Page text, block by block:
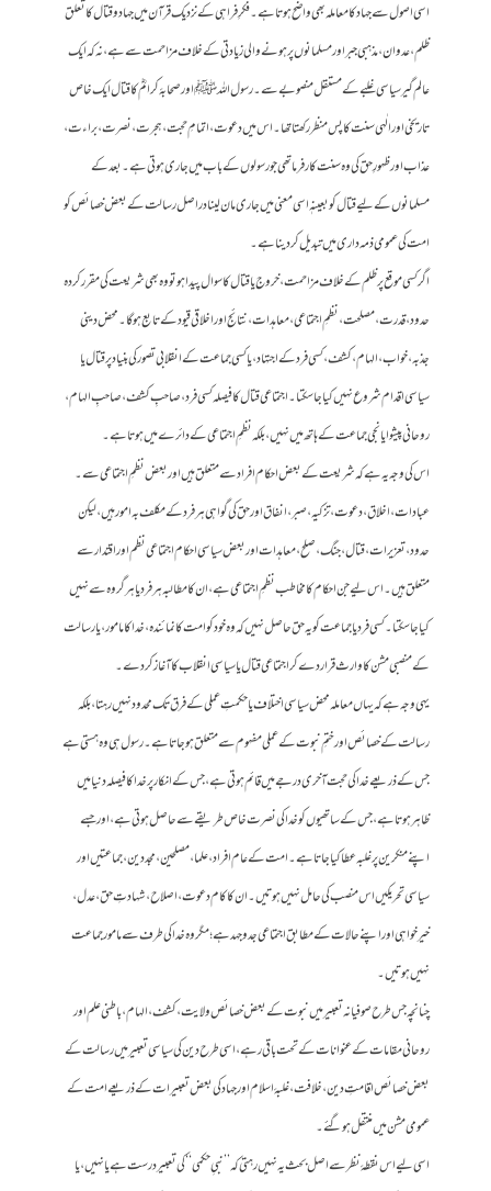
اسی اصول سے جہاد کا معاملہ بھی واضح ہوتا ہے۔ فکرِ فراہی کے نزدیک قرآن میں جہاد و قتال کا تعلق
ظلم، عدوان، مذہبی جبر اور مسلمانوں پر ہونے والی زیادتی کے خلاف مزاحمت سے ہے، نہ کہ ایک
عالم گیر سیاسی غلبے کے مستقل منصوبے سے۔ رسول اللہ ﷺ اور صحابۂ کرامؓ کا قتال ایک خاص
تاریخی اور الٰہی سنت کا پس منظر رکھتا تھا۔ اس میں دعوت، اتمامِ حجت، ہجرت، نصرت، براءت،
عذاب اور ظہورِ حق کی وہ سنت کارفرما تھی جو رسولوں کے باب میں جاری ہوتی ہے۔ بعد کے
مسلمانوں کے لیے قتال کو بعینہٖ اسی معنی میں جاری مان لینا دراصل رسالت کے بعض خصائص کو
امت کی عمومی ذمہ داری میں تبدیل کر دینا ہے۔
اگر کسی موقع پر ظلم کے خلاف مزاحمت، خروج یا قتال کا سوال پیدا ہو تو وہ بھی شریعت کی مقرر کردہ
حدود، قدرت، مصلحت، نظمِ اجتماعی، معاہدات، نتائج اور اخلاقی قیود کے تابع ہو گا۔ محض دینی
جذبہ، خواب، الہام، کشف، کسی فرد کے اجتہاد، یا کسی جماعت کے انقلابی تصور کی بنیاد پر قتال یا
سیاسی اقدام شروع نہیں کیا جا سکتا۔ اجتماعی قتال کا فیصلہ کسی فرد، صاحبِ کشف، صاحبِ الہام،
روحانی پیشوا یا نجی جماعت کے ہاتھ میں نہیں، بلکہ نظمِ اجتماعی کے دائرے میں ہوتا ہے۔
اس کی وجہ یہ ہے کہ شریعت کے بعض احکام افراد سے متعلق ہیں اور بعض نظمِ اجتماعی سے۔
عبادات، اخلاق، دعوت، تزکیہ، صبر، انفاق اور حق کی گواہی ہر فرد کے مکلف بہ امور ہیں، لیکن
حدود، تعزیرات، قتال، جنگ، صلح، معاہدات اور بعض سیاسی احکام اجتماعی نظم اور اقتدار سے
متعلق ہیں۔ اس لیے جن احکام کا مخاطب نظمِ اجتماعی ہے، ان کا مطالبہ ہر فرد یا ہر گروہ سے نہیں
کیا جا سکتا۔ کسی فرد یا جماعت کو یہ حق حاصل نہیں کہ وہ خود کو امت کا نمائندہ، خدا کا مامور، یا رسالت
کے منصبی مشن کا وارث قرار دے کر اجتماعی قتال یا سیاسی انقلاب کا آغاز کر دے۔
یہی وجہ ہے کہ یہاں معاملہ محض سیاسی اختلاف یا حکمتِ عملی کے فرق تک محدود نہیں رہتا، بلکہ
رسالت کے خصائص اور ختمِ نبوت کے عملی مفہوم سے متعلق ہو جاتا ہے۔ رسول ہی وہ ہستی ہے
جس کے ذریعے خدا کی حجت آخری درجے میں قائم ہوتی ہے، جس کے انکار پر خدا کا فیصلہ دنیا میں
ظاہر ہوتا ہے، جس کے ساتھیوں کو خدا کی نصرت خاص طریقے سے حاصل ہوتی ہے، اور جسے
اپنے منکرین پر غلبہ عطا کیا جاتا ہے۔ امت کے عام افراد، علما، مصلحین، مجددین، جماعتیں اور
سیاسی تحریکیں اس منصب کی حامل نہیں ہوتیں۔ ان کا کام دعوت، اصلاح، شہادتِ حق، عدل،
خیر خواہی اور اپنے حالات کے مطابق اجتماعی جدوجہد ہے؛ مگر وہ خدا کی طرف سے مامور جماعت
نہیں ہوتیں۔
چنانچہ جس طرح صوفیانہ تعبیر میں نبوت کے بعض خصائص ولایت، کشف، الہام، باطنی علم اور
روحانی مقامات کے عنوانات کے تحت باقی رہے، اسی طرح دین کی سیاسی تعبیر میں رسالت کے
بعض خصائص اقامتِ دین، خلافت، غلبۂ اسلام اور جہاد کی بعض تعبیرات کے ذریعے امت کے
عمومی مشن میں منتقل ہو گئے۔
اسی لیے اس نقطۂ نظر سے اصل بحث یہ نہیں رہتی کہ ’’نبیِ حکمی‘‘ کی تعبیر درست ہے یا نہیں، یا